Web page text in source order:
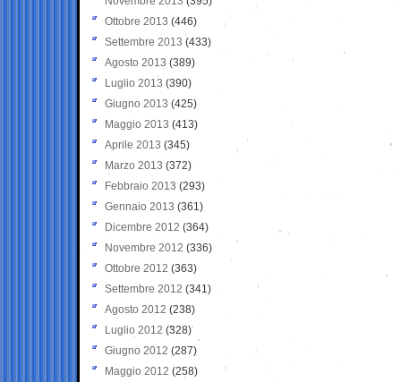
Ottobre 2013 (446)
Settembre 2013 (433)
Agosto 2013 (389)
Luglio 2013 (390)
Giugno 2013 (425)
Maggio 2013 (413)
Aprile 2013 (345)
Marzo 2013 (372)
Febbraio 2013 (293)
Gennaio 2013 (361)
Dicembre 2012 (364)
Novembre 2012 (336)
Ottobre 2012 (363)
Settembre 2012 (341)
Agosto 2012 (238)
Luglio 2012 (328)
Giugno 2012 (287)
Maggio 2012 (258)